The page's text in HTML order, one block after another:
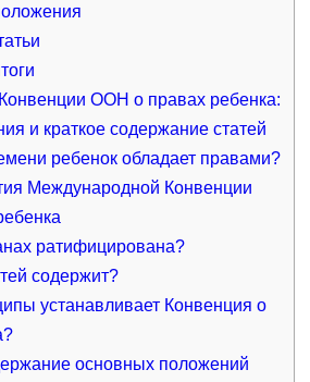
ООН о правах ребенка:
и краткое содержание статей
ребенок обладает правами?
Международной Конвенции
ратифицирована?
содержит?
устанавливает Конвенция о
основных положений